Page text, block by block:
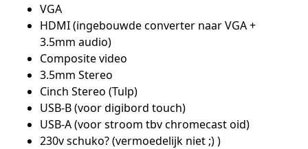
VGA
HDMI (ingebouwde converter naar VGA +
3.5mm audio)
Composite video
3.5mm Stereo
Cinch Stereo (Tulp)
USB-B (voor digibord touch)
USB-A (voor stroom tbv chromecast oid)
230v schuko? (vermoedelijk niet ;) )